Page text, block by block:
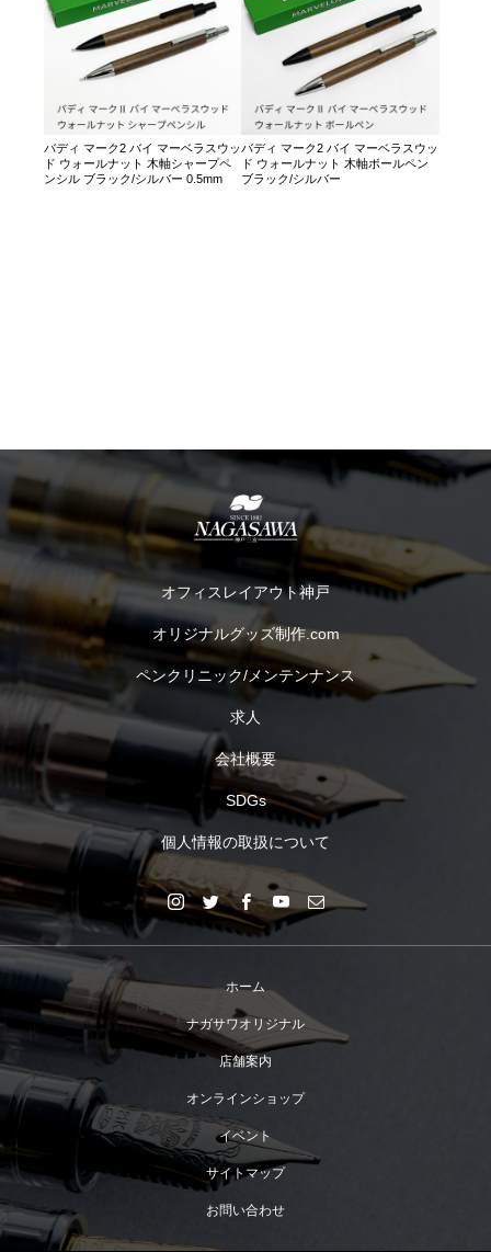
バディ マーク2 バイ マーベラスウッ
ド ウォールナット 木軸シャープペ
ンシル ブラック/シルバー 0.5mm
バディ マーク2 バイ マーベラスウッ
ド ウォールナット 木軸ボールペン
ブラック/シルバー
オフィスレイアウト神戸
オリジナルグッズ制作.com
ペンクリニック/メンテンナンス
求人
会社概要
SDGs
個人情報の取扱について
ホーム
ナガサワオリジナル
店舗案内
オンラインショップ
イベント
サイトマップ
お問い合わせ